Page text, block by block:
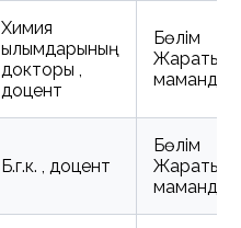
Химия
ғылымдарының
докторы ,
доцент
Бөлім
Б.г.к. , доцент
Бөлім